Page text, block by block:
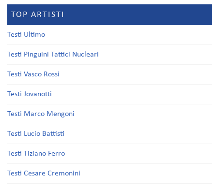
TOP ARTISTI
Testi Ultimo
Testi Pinguini Tattici Nucleari
Testi Vasco Rossi
Testi Jovanotti
Testi Marco Mengoni
Testi Lucio Battisti
Testi Tiziano Ferro
Testi Cesare Cremonini